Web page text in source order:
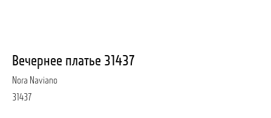
Вечернее платье 31437
Nora Naviano
31437